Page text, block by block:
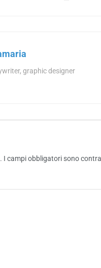
graphic designer
I campi obbligatori sono